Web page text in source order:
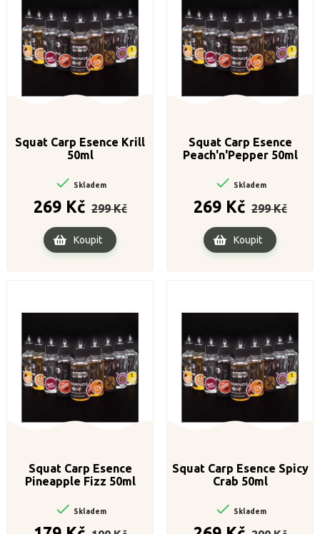
Squat Carp Esence Krill
50ml
 Skladem
269 Kč cena
299 Kč
Cena
Koupit
Squat Carp Esence
Peach'n'Pepper 50ml
 Skladem
269 Kč cena
299 Kč
Cena
Koupit
Squat Carp Esence
Pineapple Fizz 50ml
 Skladem
Cena
Squat Carp Esence Spicy
Crab 50ml
 Skladem
Cena